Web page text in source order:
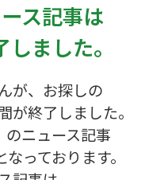
ス記事は
ました。
が、お探しの
が終了しました。
ニュース記事
っております。